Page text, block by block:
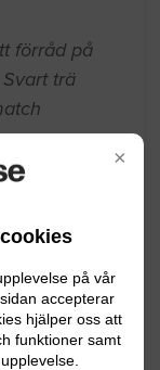
×
på vår
accepterar
hjälper oss att
funktioner samt
förråd på
trä
12år
Träbyte